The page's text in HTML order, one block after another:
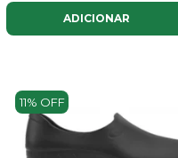
ADICIONAR
11% OFF